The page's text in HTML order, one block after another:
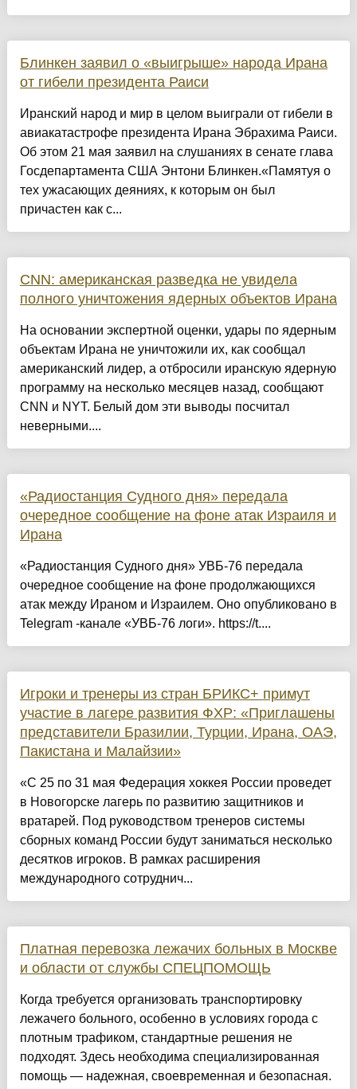
Блинкен заявил о «выигрыше» народа Ирана
от гибели президента Раиси
Иранский народ и мир в целом выиграли от гибели в
авиакатастрофе президента Ирана Эбрахима Раиси.
Об этом 21 мая заявил на слушаниях в сенате глава
Госдепартамента США Энтони Блинкен.«Памятуя о
тех ужасающих деяниях, к которым он был
причастен как с...
CNN: американская разведка не увидела
полного уничтожения ядерных объектов Ирана
На основании экспертной оценки, удары по ядерным
объектам Ирана не уничтожили их, как сообщал
американский лидер, а отбросили иранскую ядерную
программу на несколько месяцев назад, сообщают
CNN и NYT. Белый дом эти выводы посчитал
неверными....
«Радиостанция Судного дня» передала
очередное сообщение на фоне атак Израиля и
Ирана
«Радиостанция Судного дня» УВБ-76 передала
очередное сообщение на фоне продолжающихся
атак между Ираном и Израилем. Оно опубликовано в
Telegram -канале «УВБ-76 логи». https://t....
Игроки и тренеры из стран БРИКС+ примут
участие в лагере развития ФХР: «Приглашены
представители Бразилии, Турции, Ирана, ОАЭ,
Пакистана и Малайзии»
«С 25 по 31 мая Федерация хоккея России проведет
в Новогорске лагерь по развитию защитников и
вратарей. Под руководством тренеров системы
сборных команд России будут заниматься несколько
десятков игроков. В рамках расширения
международного сотруднич...
Платная перевозка лежачих больных в Москве
и области от службы СПЕЦПОМОЩЬ
Когда требуется организовать транспортировку
лежачего больного, особенно в условиях города с
плотным трафиком, стандартные решения не
подходят. Здесь необходима специализированная
помощь — надежная, своевременная и безопасная.